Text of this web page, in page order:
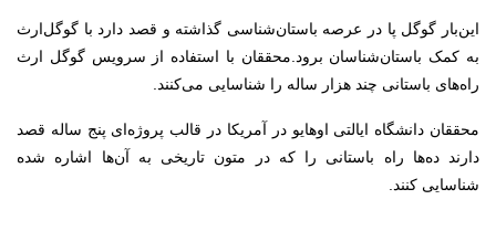
این‌بار گوگل پا در عرصه باستان‌شناسی گذاشته و قصد دارد با گوگل‌ارث
به کمک باستان‌شناسان برود. محققان با استفاده از سرویس گوگل ارث
راه‌های باستانی چند هزار ساله را شناسایی می‌کنند.
محققان دانشگاه ایالتی اوهایو در آمریکا در قالب پروژه‌ای پنج ساله قصد
دارند ده‌ها راه باستانی را که در متون تاریخی به آن‌ها اشاره شده
شناسایی کنند.